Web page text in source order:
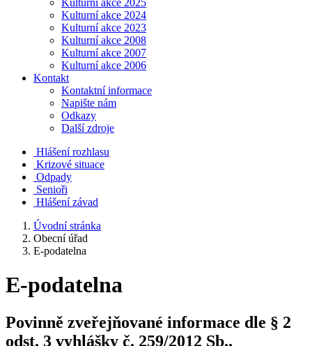
Kulturní akce 2025
Kulturní akce 2024
Kulturní akce 2023
Kulturní akce 2008
Kulturní akce 2007
Kulturní akce 2006
Kontakt
Kontaktní informace
Napište nám
Odkazy
Další zdroje
Hlášení rozhlasu
Krizové situace
Odpady
Senioři
Hlášení závad
Úvodní stránka
Obecní úřad
E-podatelna
E-podatelna
Povinně zveřejňované informace dle § 2
odst. 3 vyhlášky č. 259/2012 Sb.,